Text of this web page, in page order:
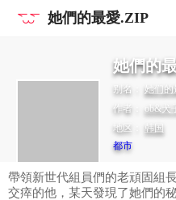
她們的最愛.ZIP
她們的
别名：她们的
作者： ob&犬
地区： 韩国
都市
帶領新世代組員們的老頑固組
交瘁的他，某天發現了她們的